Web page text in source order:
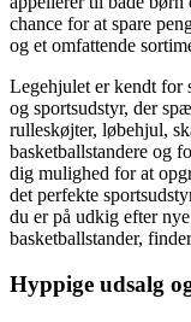
chance for at spare
og et omfattende
Legehjulet er kendt for
og sportsudstyr, der
rulleskøjter, løbehjul,
basketballstandere og
dig mulighed for at
det perfekte
du er på udkig efter
basketballstander,
Hyppige udsalg